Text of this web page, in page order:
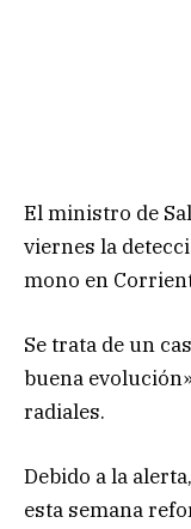
El ministro de
viernes la
mono en
Se trata de un
buena
radiales.
Debido a la
esta semana